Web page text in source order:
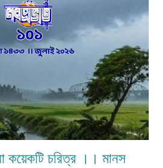
দেখিয়েছে – টিউশনের বন্দোবস্ত করেছে। তাদের জীবন
কাছে প্রার্থনা করেছে। পাঁচ-পাঁচটি ছেলেমেয়ের
একপ...
কয়েকটি চরিত্র ।। মানস